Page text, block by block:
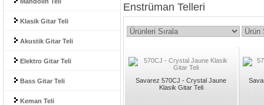
Klasik Gitar Teli
Akustik Gitar Teli
Elektro Gitar Teli
Bass Gitar Teli
Keman Teli
Enstrüman Telleri
Savarez 570CJ - Crystal Jaune
Klasik Gitar Teli